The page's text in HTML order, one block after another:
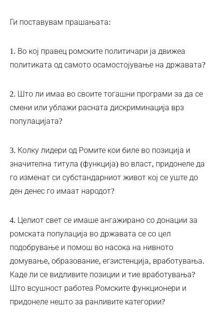
Ги поставувам прашањата:
1. Во кој правец ромските политичари ја движеа
политиката од самото осамостојување на државата?
2. Што ли имаа во своите тогашни програми за да се
смени или ублажи расната дискриминација врз
популацијата?
3. Колку лидери од Ромите кои биле во позиција и
значителна титула (функција) во власт, придонеле да
го изменат си субстандарниот живот кој се уште до
ден денес го имаат народот?
4. Целиот свет се имаше ангажирано со донации за
ромската популација во државата се со цел
подобрување и помош во насока на нивното
домување, образование, егзистенција, вработувања.
Каде ли се видливите позиции и тие вработувања?
Што всушност работеа Ромските функционери и
придонеле нешто за ранливите категории?